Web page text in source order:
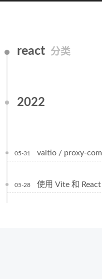
react 分类
2022
05-31 valtio / proxy-
05-28 使用 Vite 和